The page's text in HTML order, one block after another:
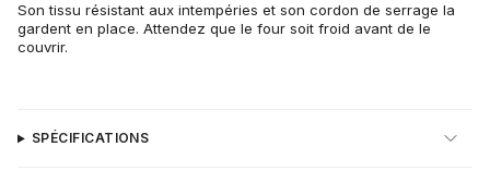
Son tissu résistant aux intempéries et son cordon de serrage la
gardent en place. Attendez que le four soit froid avant de le
couvrir.
SPÉCIFICATIONS